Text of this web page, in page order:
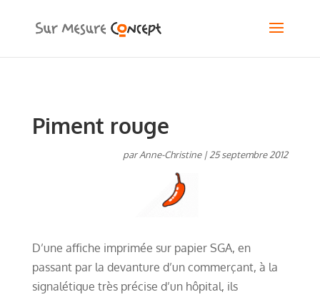
Piment rouge
parAnne-Christine|25 septembre 2012
D’une affiche imprimée sur papier SGA, en
passant par la devanture d’un commerçant, à la
signalétique très précise d’un hôpital, ils